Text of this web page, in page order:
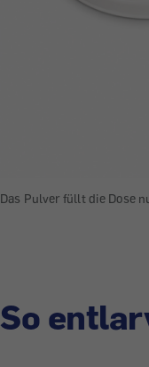
Das Pulver füllt die Dose
So